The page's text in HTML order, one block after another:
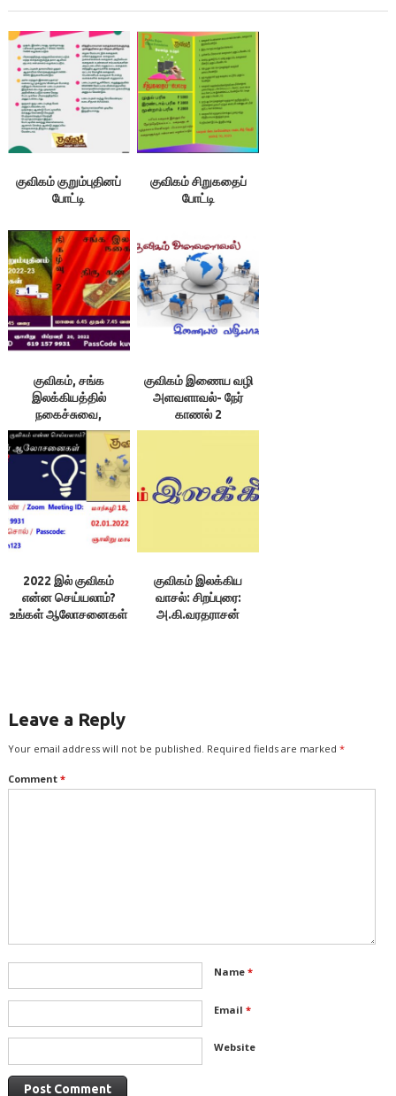
குவிகம் குறும்புதினப்
போட்டி
குவிகம் சிறுகதைப்
போட்டி
குவிகம், சங்க
இலக்கியத்தில்
நகைச்சுவை,
கண.சிற்சபேசன்
குவிகம் இணைய வழி
அளவளாவல்- நேர்
காணல் 2
2022 இல் குவிகம்
என்ன செய்யலாம்?
உங்கள் ஆலோசனைகள்
குவிகம் இலக்கிய
வாசல்: சிறப்புரை:
அ.கி.வரதராசன்
Leave a Reply
Your email address will not be published. Required fields are marked *
Comment *
Name *
Email *
Website